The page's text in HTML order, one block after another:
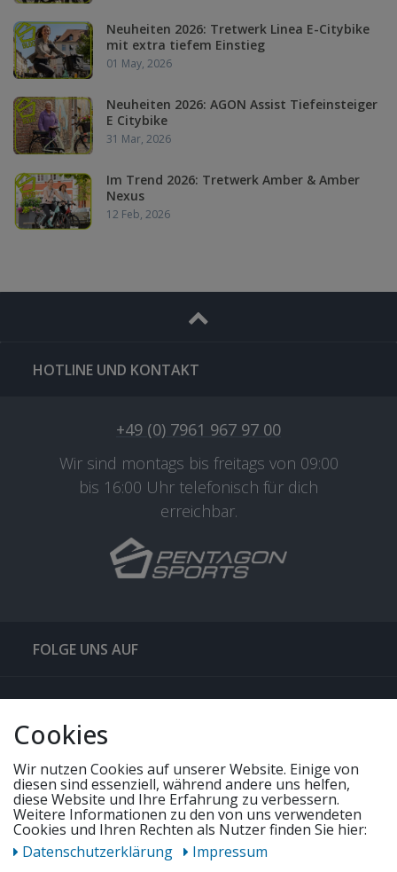
Neuheiten 2026: Tretwerk Linea E-Citybike
mit extra tiefem Einstieg
01 May, 2026
Neuheiten 2026: AGON Assist Tiefeinsteiger
E Citybike
31 Mar, 2026
Im Trend 2026: Tretwerk Amber & Amber
Nexus
12 Feb, 2026
HOTLINE UND KONTAKT
+49 (0) 7961 967 97 00
Wir sind montags bis freitags von 09:00
bis 16:00 Uhr telefonisch für dich
erreichbar.
FOLGE UNS AUF
QUICKLINKS & TIPPS
SERVICE
UNSERE ANGEBOTE
Cookies
Wir nutzen Cookies auf unserer Website. Einige von
diesen sind essenziell, während andere uns helfen,
diese Website und Ihre Erfahrung zu verbessern.
Weitere Informationen zu den von uns verwendeten
Cookies und Ihren Rechten als Nutzer finden Sie hier:
Daten­schutz­erklärung
Impressum